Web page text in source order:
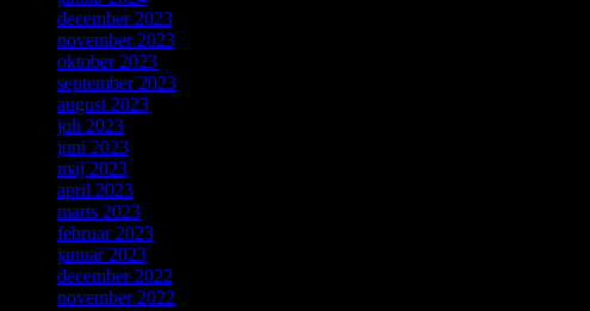
december 2023
november 2023
oktober 2023
september 2023
august 2023
juli 2023
juni 2023
maj 2023
april 2023
marts 2023
februar 2023
januar 2023
december 2022
november 2022